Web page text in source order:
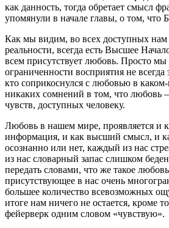
как данность, тогда обретает смысл
упомянули в начале главы, о том, что
Как мы видим, во всех доступных нам
реальности, всегда есть Высшее
всем присутствует любовь. Просто мы
ограниченности восприятия не
кто соприкоснулся с любовью в
никаких сомнений в том, что любовь
чувств, доступных человеку.
Любовь в нашем мире, проявляется и
информация, и как высший смысл, и
осознанно или нет, каждый из нас
из нас словарный запас слишком
передать словами, что же такое
присутствующее в нас очень
большее количество всевозможных
итоге нам ничего не остается, кроме
фейерверк одним словом «чувствую».